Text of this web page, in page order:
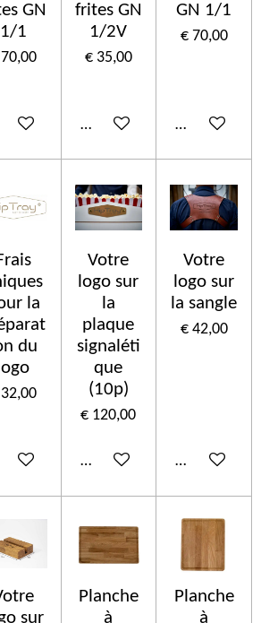
GN
1/1
frites GN
1/2V
€ 35,00
In winkelwagen
GN 1/1
€ 70,00
In
la
du
Votre
logo sur
la
plaque
signaléti
que
(10p)
€ 120,00
In winkelwagen
Votre
logo sur
la sangle
€ 42,00
In
sur
Planche
à
Planche
à